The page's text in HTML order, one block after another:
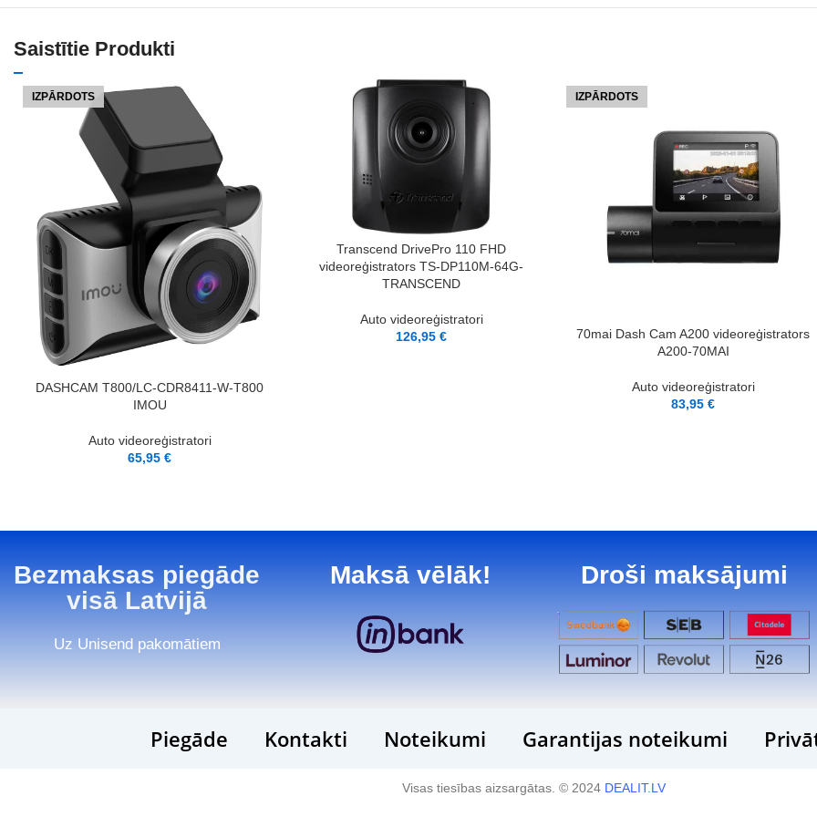
Saistītie Produkti
IZPĀRDOTS
LASĪT VAIRĀK
DASHCAM T800/LC-CDR8411-W-T800
IMOU
Auto videoreģistratori
65,95 €
PIEVIENOT GROZAM
Transcend DrivePro 110 FHD
videoreģistrators TS-DP110M-64G-
TRANSCEND
Auto videoreģistratori
126,95 €
IZPĀRDOTS
LASĪT VAIRĀK
70mai Dash Cam A200 videoreģistrators
A200-70MAI
Auto videoreģistratori
83,95 €
Bezmaksas piegāde
visā Latvijā
Uz Unisend pakomātiem
Maksā vēlāk! Droši maksājumi
Piegāde Kontakti Noteikumi Garantijas noteikumi
Visas tiesības aizsargātas. © 2024 DEALIT.LV